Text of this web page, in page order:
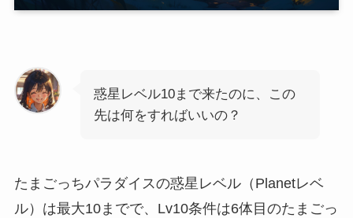
惑星レベル10まで来たのに、この
先は何をすればいいの？
たまごっちパラダイスの惑星レベル（Planetレベ
ル）は最大10までで、Lv10条件は6体目のたまごっ